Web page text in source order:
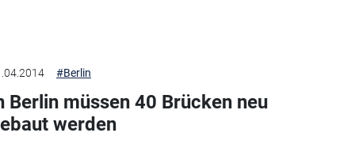
#Berlin
Berlin müssen 40 Brücken neu
werden